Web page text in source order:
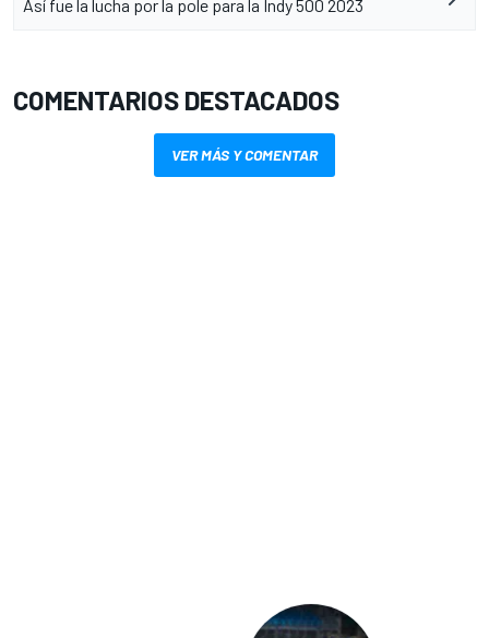
Así fue la lucha por la pole para la Indy 500 2023
COMENTARIOS DESTACADOS
VER MÁS Y COMENTAR